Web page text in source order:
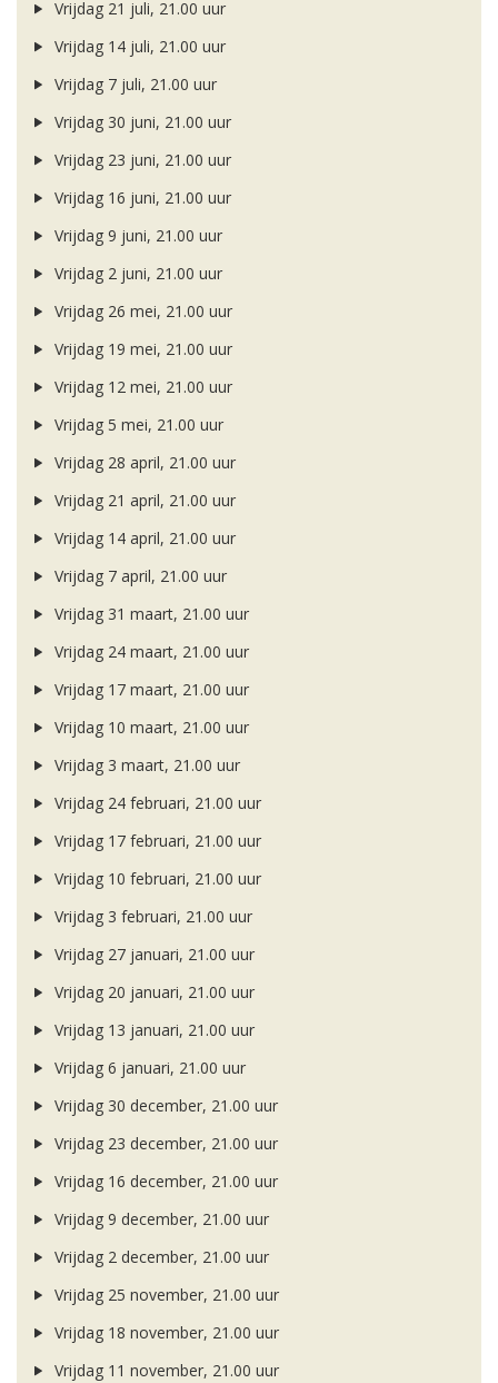
Vrijdag 21 juli, 21.00 uur
Vrijdag 14 juli, 21.00 uur
Vrijdag 7 juli, 21.00 uur
Vrijdag 30 juni, 21.00 uur
Vrijdag 23 juni, 21.00 uur
Vrijdag 16 juni, 21.00 uur
Vrijdag 9 juni, 21.00 uur
Vrijdag 2 juni, 21.00 uur
Vrijdag 26 mei, 21.00 uur
Vrijdag 19 mei, 21.00 uur
Vrijdag 12 mei, 21.00 uur
Vrijdag 5 mei, 21.00 uur
Vrijdag 28 april, 21.00 uur
Vrijdag 21 april, 21.00 uur
Vrijdag 14 april, 21.00 uur
Vrijdag 7 april, 21.00 uur
Vrijdag 31 maart, 21.00 uur
Vrijdag 24 maart, 21.00 uur
Vrijdag 17 maart, 21.00 uur
Vrijdag 10 maart, 21.00 uur
Vrijdag 3 maart, 21.00 uur
Vrijdag 24 februari, 21.00 uur
Vrijdag 17 februari, 21.00 uur
Vrijdag 10 februari, 21.00 uur
Vrijdag 3 februari, 21.00 uur
Vrijdag 27 januari, 21.00 uur
Vrijdag 20 januari, 21.00 uur
Vrijdag 13 januari, 21.00 uur
Vrijdag 6 januari, 21.00 uur
Vrijdag 30 december, 21.00 uur
Vrijdag 23 december, 21.00 uur
Vrijdag 16 december, 21.00 uur
Vrijdag 9 december, 21.00 uur
Vrijdag 2 december, 21.00 uur
Vrijdag 25 november, 21.00 uur
Vrijdag 18 november, 21.00 uur
Vrijdag 11 november, 21.00 uur